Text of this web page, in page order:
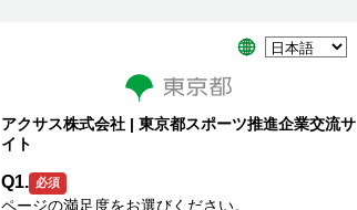
アクサス株式会社 | 東京都スポーツ推進企業交流サ
イト
Q1. 必須